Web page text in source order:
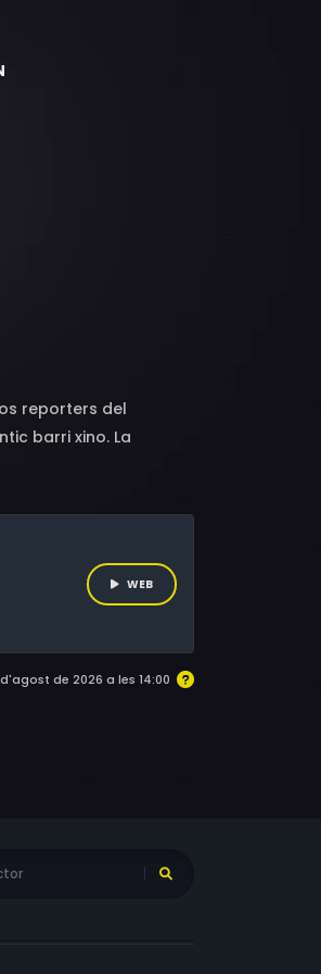
reporters del
barri xino. La
Tàpies, Sant
carrers, la
WEB
de 2026 a les 14:00